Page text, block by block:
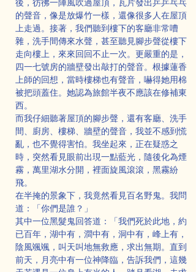
後，彷彿一陣風吹過屋頂，瓦片發出乒乒乓乓
的聲音，像是放爆竹一樣，還像很多人在屋頂
上走過。接著，我們聽到樓下的客廳非常嘈
雜，洗手間傳來水聲，甚至聽見腳步聲從樓下
走向樓上，來來回回不止一次。更嚴重的是，
四一七號房的牆壁發出敲打的聲音。根據蓮香
上師的回想，當時樓梯也有聲音，嚇得她用棉
被把頭蓋住。她認為旅館半夜不應該在修補東
西。
而我仔細聽著屋頂的腳步聲，還有客廳、洗手
間、廚房、樓梯、牆壁的聲音，我並不感到慌
亂，也不覺得害怕。我坐起來，正在疑惑之
時，突然看見眼前出現一點藍光，隨後化為煙
霧，萬里湖水分開，裡面旋風滾滾，黑霧紛
飛。
在半掩的景象下，我竟然看見百名野鬼。我問
道：「你們是誰？」
其中一位黑髮鬼回答道：「我們死於此地，約
已百年，湖中有，澗中有，洞中有，峰上有，
陰風颯颯，叫天叫地無救應，求出無期。直到
前天，月亮中有一位神降臨，告訴我們，這幾